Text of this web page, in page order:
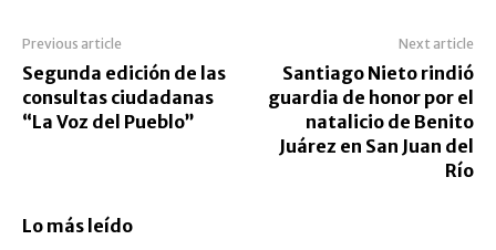
Previous article
Segunda edición de las
consultas ciudadanas
“La Voz del Pueblo”
Next article
Santiago Nieto rindió
guardia de honor por el
natalicio de Benito
Juárez en San Juan del
Río
Lo más leído